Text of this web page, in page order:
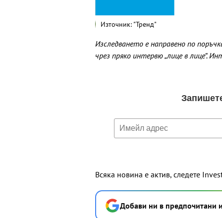
Източник: "Тренд"
Изследването е направено по
чрез пряко интервю „лице в лице“.
Всяка новина е актив, следете
Добави ни в предпочитани